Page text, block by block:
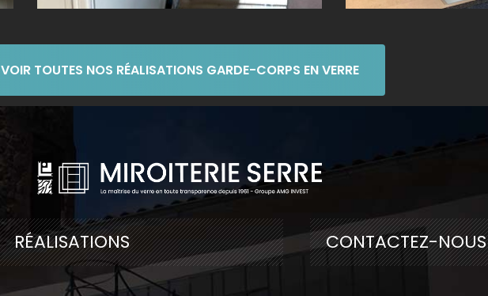
VOIR TOUTES NOS RÉALISATIONS GARDE-CORPS EN VERRE
RÉALISATIONS CONTACTEZ-NOUS